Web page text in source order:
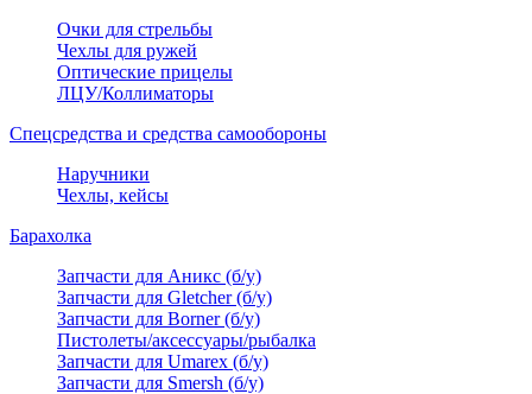
Очки для стрельбы
Чехлы для ружей
Оптические прицелы
ЛЦУ/Коллиматоры
Спецсредства и средства самообороны
Наручники
Чехлы, кейсы
Барахолка
Запчасти для Аникс (б/у)
Запчасти для Gletcher (б/у)
Запчасти для Borner (б/у)
Пистолеты/аксессуары/рыбалка
Запчасти для Umarex (б/у)
Запчасти для Smersh (б/у)